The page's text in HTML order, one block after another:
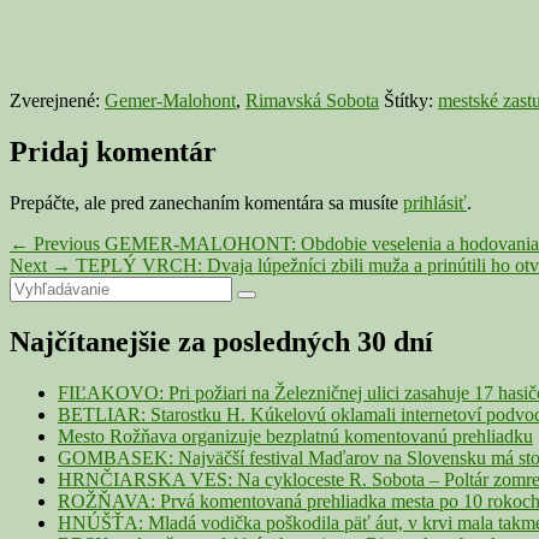
Zverejnené: Gemer-Malohont, Rimavská Sobota Štítky: mestské
Pridaj komentár
Prepáčte, ale pred zanechaním komentára sa musíte prihlásiť.
Navigácia
v
článku
← Previous Previous
post:
GEMER-MALOHONT: Obdobie veselenia a
Next → Next
post:
TEPLÝ VRCH: Dvaja lúpežníci zbili muža a prinútili ho
Primary
Sidebar
Widget
Area
Search
for:
Search
Najčítanejšie za posledných 30 dní
FIĽAKOVO: Pri požiari na Železničnej ulici zasahuje 17
BETLIAR: Starostku H. Kúkelovú oklamali internetoví
Mesto Rožňava organizuje bezplatnú komentovanú prehliadku
GOMBASEK: Najväčší festival Maďarov na Slovensku má
HRNČIARSKA VES: Na cykloceste R. Sobota – Poltár
ROŽŇAVA: Prvá komentovaná prehliadka mesta po 10
HNÚŠŤA: Mladá vodička poškodila päť áut, v krvi mala